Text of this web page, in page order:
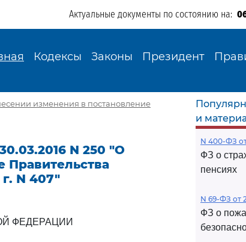
Актуальные документы по состоянию на:
Кодексы Законы Президент
изменения в постановление
N 250 "О
Правительства
N 407"
ФЕДЕРАЦИИ
и
N 400-ФЗ от
ФЗ о
пенсиях
N 69-ФЗ от
ФЗ о